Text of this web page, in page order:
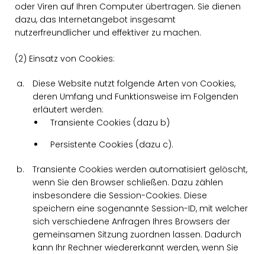
oder Viren auf Ihren Computer übertragen. Sie dienen
dazu, das Internetangebot insgesamt
nutzerfreundlicher und effektiver zu machen.
(2) Einsatz von Cookies:
Diese Website nutzt folgende Arten von Cookies,
deren Umfang und Funktionsweise im Folgenden
erläutert werden:
Transiente Cookies (dazu b)
Persistente Cookies (dazu c).
Transiente Cookies werden automatisiert gelöscht,
wenn Sie den Browser schließen. Dazu zählen
insbesondere die Session-Cookies. Diese
speichern eine sogenannte Session-ID, mit welcher
sich verschiedene Anfragen Ihres Browsers der
gemeinsamen Sitzung zuordnen lassen. Dadurch
kann Ihr Rechner wiedererkannt werden, wenn Sie